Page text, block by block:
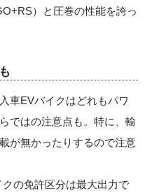
）と圧巻の性能を誇っ
車EVバイクはどれもパワ
ではの注意点も。特に、輸
が無かったりするので注意
の免許区分は最大出力で